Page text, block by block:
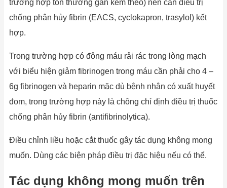
trường hợp tổn thương gan kèm theo) nên cần điều trị
chống phân hủy fibrin (EACS, cyclokapron, trasylol) kết
hợp.
Trong trường hợp có đông máu rải rác trong lòng mạch
với biểu hiện giảm fibrinogen trong máu cần phải cho 4 –
6g fibrinogen và heparin mặc dù bệnh nhân có xuất huyết
đom, trong trường hợp này là chông chỉ định điều trị thuốc
chống phân hủy fibrin (antifibrinolytica).
Điều chỉnh liều hoặc cắt thuốc gây tác dụng không mong
muốn. Dùng các biện pháp điều trị đặc hiệu nếu có thể.
Tác dụng không mong muốn trên